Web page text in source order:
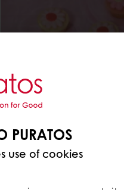
PURATOS
use of cookies